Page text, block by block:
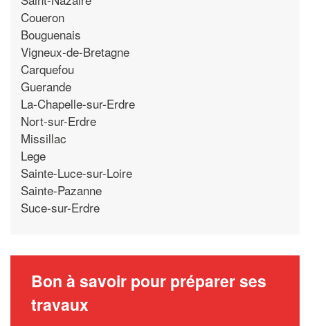
Coueron
Bouguenais
Vigneux-de-Bretagne
Carquefou
Guerande
La-Chapelle-sur-Erdre
Nort-sur-Erdre
Missillac
Lege
Sainte-Luce-sur-Loire
Sainte-Pazanne
Suce-sur-Erdre
Bon à savoir pour préparer ses
travaux